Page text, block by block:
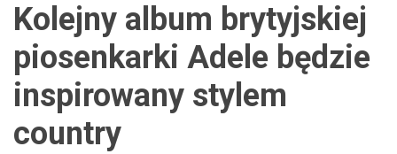
Kolejny album brytyjskiej
piosenkarki Adele będzie
inspirowany stylem
country